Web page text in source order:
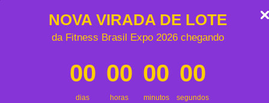
NOVA VIRADA DE LOTE
da Fitness Brasil Expo 2026 chegando
00
dias
00
horas
00
minutos
00
segundos